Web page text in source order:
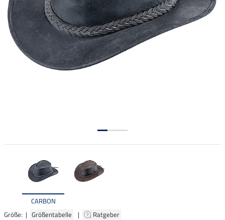
CARBON
Größe: | Größentabelle | Ratgeber